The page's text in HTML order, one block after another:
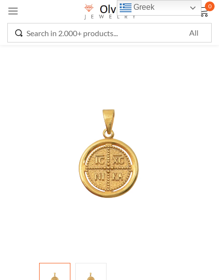
0
Greek
Sign in
LOG IN
CREATE AN ACCOUNT